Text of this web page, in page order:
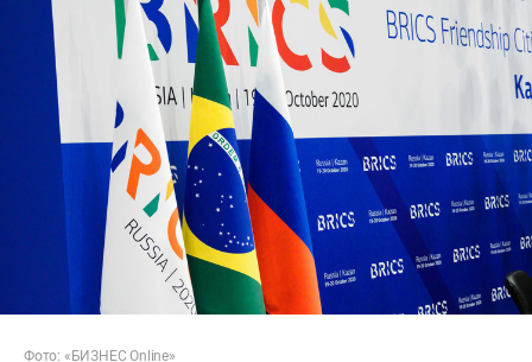
Фото: «БИЗНЕС Online»